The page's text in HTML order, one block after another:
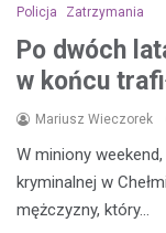
Policja Zatrzymania
Po dwóch
w końcu
Mariusz Wieczorek
W miniony
kryminalnej w
mężczyzny, który…